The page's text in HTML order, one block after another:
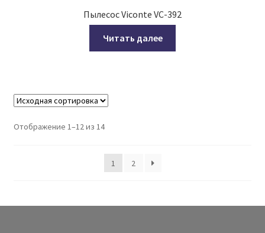
Пылесос Viconte VC-392
Читать далее
Отображение 1–12 из 14
1 2